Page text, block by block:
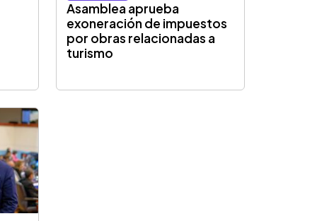
Asamblea aprueba
exoneración de impuestos
por obras relacionadas a
turismo